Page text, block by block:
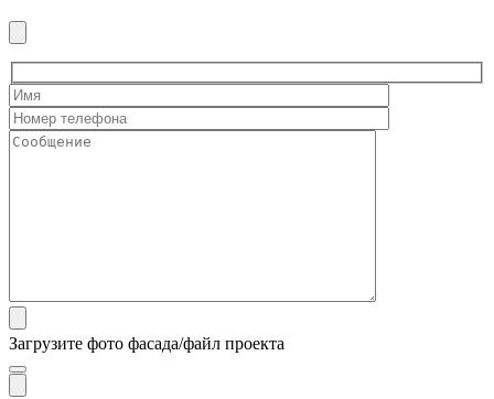
Загрузите фото фасада/файл проекта